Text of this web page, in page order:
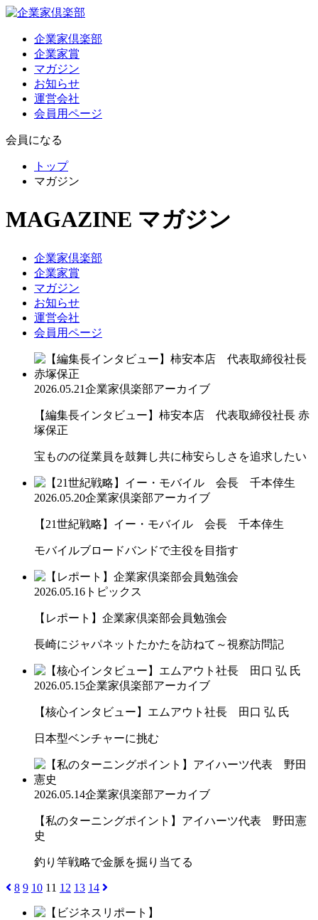
企業家倶楽部
企業家賞
マガジン
お知らせ
運営会社
会員用ページ
会員になる
トップ
マガジン
MAGAZINE マガジン
企業家倶楽部
企業家賞
マガジン
お知らせ
運営会社
会員用ページ
2026.05.21企業家倶楽部アーカイブ
【編集長インタビュー】柿安本店 代表取締役社長 赤
塚保正
宝ものの従業員を鼓舞し共に柿安らしさを追求したい
2026.05.20企業家倶楽部アーカイブ
【21世紀戦略】イー・モバイル 会長 千本倖生
モバイルブロードバンドで主役を目指す
2026.05.16 トピックス
【レポート】企業家倶楽部会員勉強会
長崎にジャパネットたかたを訪ねて～視察訪問記
2026.05.15企業家倶楽部アーカイブ
【核心インタビュー】エムアウト社長 田口 弘 氏
日本型ベンチャーに挑む
2026.05.14企業家倶楽部アーカイブ
【私のターニングポイント】アイハーツ代表 野田憲
史
釣り竿戦略で金脈を掘り当てる
8 9 10 11 12 13 14